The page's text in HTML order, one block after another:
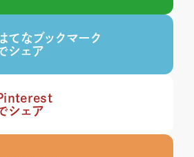
てなブックマーク
シェア
シェア